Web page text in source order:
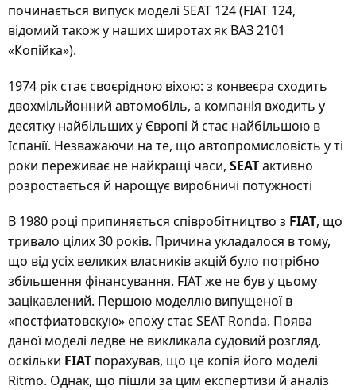
починається випуск моделі SEAT 124 (FIAT 124,
відомий також у наших широтах як ВАЗ 2101
«Копійка»).
1974 рік стає своєрідною віхою: з конвеєра сходить
двохмільйонний автомобіль, а компанія входить у
десятку найбільших у Європі й стає найбільшою в
Іспанії. Незважаючи на те, що автопромисловість у ті
роки переживає не найкращі часи, SEATактивно
розростається й нарощує виробничі потужності
В 1980 році припиняється співробітництво з FIAT, що
тривало цілих 30 років. Причина укладалося в тому,
що від усіх великих власників акцій було потрібно
збільшення фінансування. FIAT же не був у цьому
зацікавлений. Першою моделлю випущеної в
«постфиатовскую» епоху стає SEAT Ronda. Поява
даної моделі ледве не викликала судовий розгляд,
оскільки FIAT порахував, що це копія його моделі
Ritmo. Однак, що пішли за цим експертизи й аналіз